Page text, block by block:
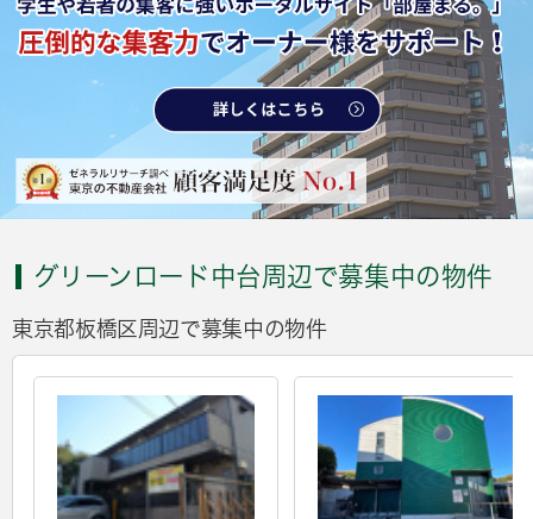
グリーンロード中台周辺で募集中の物件
東京都板橋区周辺で募集中の物件